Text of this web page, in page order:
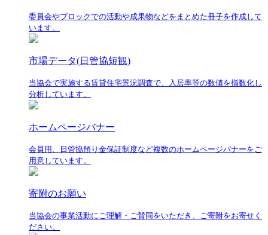
委員会やブロックでの活動や成果物などをまとめた冊子を作成して
います。
市場データ(日管協短観)
当協会で実施する賃貸住宅景況調査で、入居率等の数値を指数化し
分析しています。
ホームページバナー
会員用、日管協預り金保証制度など複数のホームページバナーをご
用意しています。
寄附のお願い
当協会の事業活動にご理解・ご賛同をいただき、ご寄附をお寄せく
ださい。